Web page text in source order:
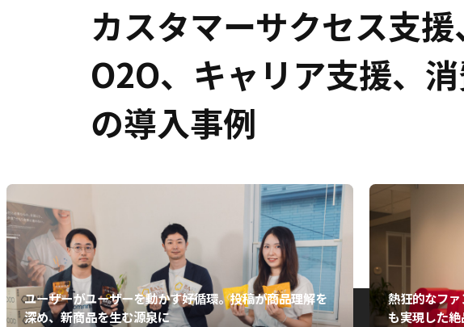
・Commune
信頼を醸成する信頼起点経営
・Commune
SuccessHub）
カスタマーサクセス支
O2O、キャリア支援、
の導入事例
ユーザーがユーザーを動かす好循環。投稿が商品理解を
深め、新商品を生む源泉に
熱狂的なフ
も実現した